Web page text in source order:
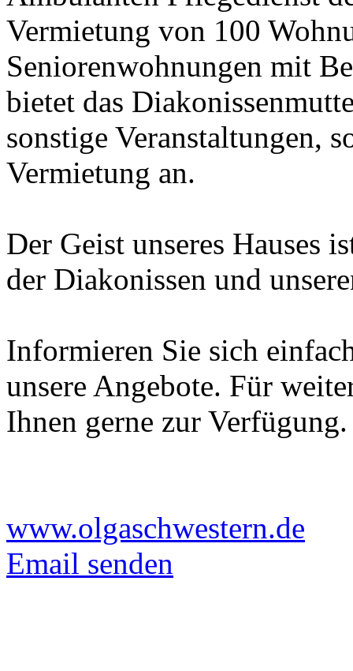
Vermietung von 100
Seniorenwohnungen mit
bietet das
sonstige Veranstaltungen,
Vermietung an.
Der Geist unseres Hauses
der Diakonissen und
Informieren Sie sich
unsere Angebote. Für
Ihnen gerne zur Verfügung.
www.olgaschwestern.de
Email senden